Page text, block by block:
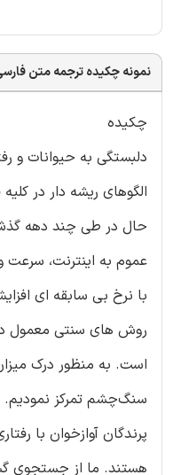
نمونه چکیده ترجمه متن
چکیده
دلبستگی به حیوانات و
الگوهای ریشه دار در
حال در طی چند دهه
عموم به اینترنت، سرعت
با نرخ بی سابقه ای
روش های سنتی معمول
است. به منظور درک میزان
سنگ‌چشم تمرکز نمودیم.
پرندگان آوازخوان با
هستند. ما از جستجوی